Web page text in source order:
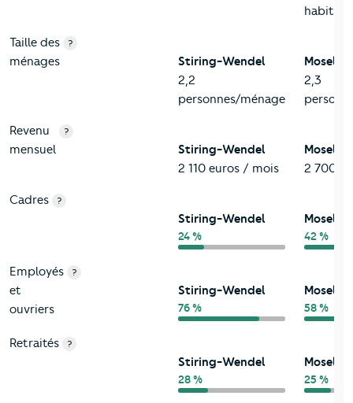
Taille des
ménages
?
Stiring-Wendel
2,2
personnes/ménage
Moselle
2,3
Revenu
mensuel
?
Stiring-Wendel
2 110 euros / mois
Moselle
2 700
Cadres ?
Stiring-Wendel
24 %
Moselle
42 %
Employés
et
ouvriers
?
Stiring-Wendel
76 %
Moselle
58 %
Retraités ?
Stiring-Wendel
28 %
Moselle
25 %